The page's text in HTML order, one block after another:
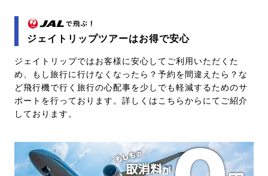
ジェイトリップツアーはお得で安心
ジェイトリップではお客様に安心してご利用いただくた
め、もし旅行に行けなくなったら？予約を間違えたら？な
ど飛行機で行く旅行の心配事を少しでも軽減するためのサ
ポートを行っております。詳しくはこちらからにてご紹介
しております。